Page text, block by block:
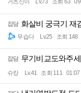
거츠신이 Lv.73 조회 63
잡담 화살비 궁극기 재
무습다 Lv.25 조회 148
잡담 무기비교도와주
슈캉 Lv.41 조회 111 01:07